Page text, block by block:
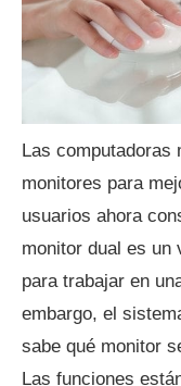
Las computadoras
monitores para
usuarios ahora
monitor dual es un
para trabajar en
embargo, el
sabe qué monitor
Las funciones